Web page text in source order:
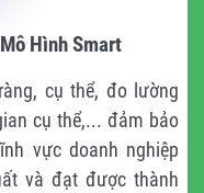
Hình Smart
cụ thể, đo lường
cụ thể,... đảm bảo
vực doanh nghiệp
và đạt được thành